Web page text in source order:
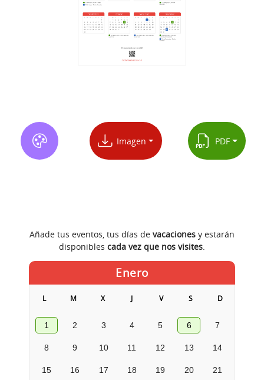
Enero
L M X J V S D
1 2 3 4 5 6 7
8 9 10 11 12 13 14
15 16 17 18 19 20 21
Añade tus eventos, tus días de vacaciones y estarán
disponibles cada vez que nos visites.
Imagen PDF